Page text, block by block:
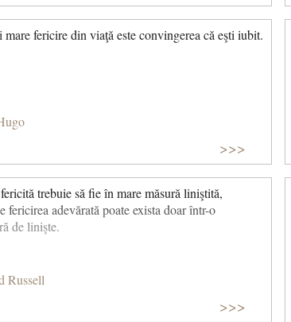
viața în culori, acesta este secretul fericirii. (Peter
mare fericire din viaţă este convingerea că eşti iubit.
>>>
trebuie să fie în mare măsură liniştită,
fericirea adevărată poate exista doar într-o
de linişte.
Russell
>>>